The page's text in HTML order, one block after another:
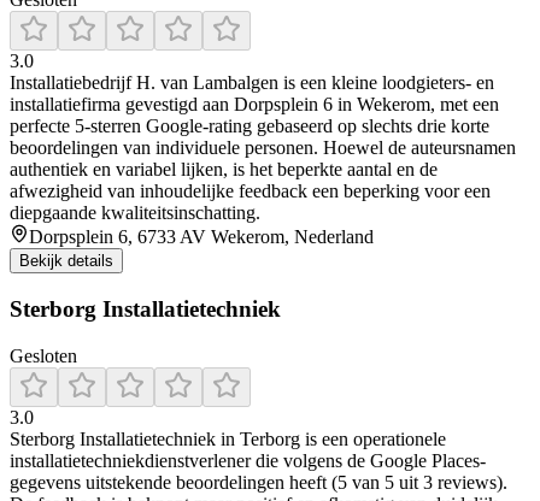
3.0
Installatiebedrijf H. van Lambalgen is een kleine loodgieters‑ en
installatiefirma gevestigd aan Dorpsplein 6 in Wekerom, met een
perfecte 5‑sterren Google‑rating gebaseerd op slechts drie korte
beoordelingen van individuele personen. Hoewel de auteursnamen
authentiek en variabel lijken, is het beperkte aantal en de
afwezigheid van inhoudelijke feedback een beperking voor een
diepgaande kwaliteitsinschatting.
Dorpsplein 6, 6733 AV Wekerom, Nederland
Bekijk details
Sterborg Installatietechniek
Gesloten
3.0
Sterborg Installatietechniek in Terborg is een operationele
installatietechniekdienstverlener die volgens de Google Places-
gegevens uitstekende beoordelingen heeft (5 van 5 uit 3 reviews).